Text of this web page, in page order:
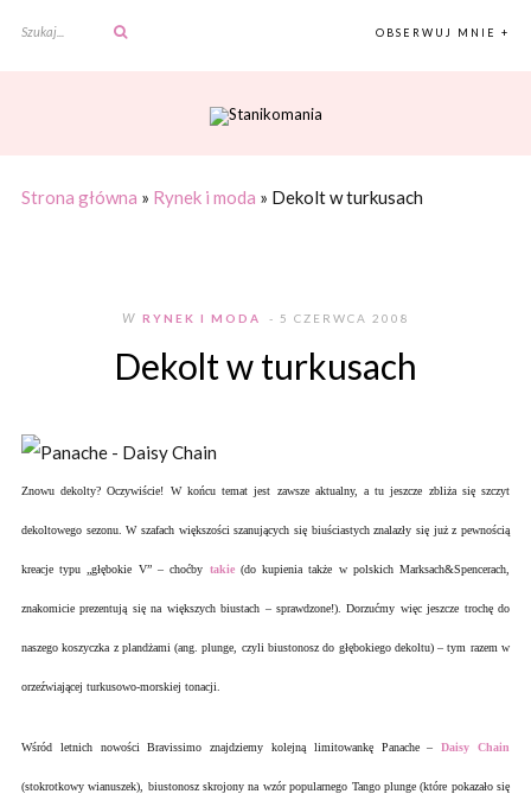
OBSERWUJ MNIE +
Strona główna » Rynek i moda » Dekolt w turkusach
W RYNEK I MODA - 5 CZERWCA 2008
Dekolt w turkusach
Znowu dekolty? Oczywiście! W końcu temat jest zawsze aktualny, a tu jeszcze zbliża się szczyt
dekoltowego sezonu. W szafach większości szanujących się biuściastych znalazły się już z pewnością
kreacje typu „głębokie V” – choćby takie(do kupienia także w polskich Marksach&Spencerach,
znakomicie prezentują się na większych biustach – sprawdzone!). Dorzućmy więc jeszcze trochę do
naszego koszyczka z plandżami (ang. plunge, czyli biustonosz do głębokiego dekoltu) – tym razem w
orzeźwiającej turkusowo-morskiej tonacji.
Wśród letnich nowości Bravissimo znajdziemy kolejną limitowankę Panache –Daisy Chain
(stokrotkowy wianuszek), biustonosz skrojony na wzór popularnego Tango plunge (które pokazało się